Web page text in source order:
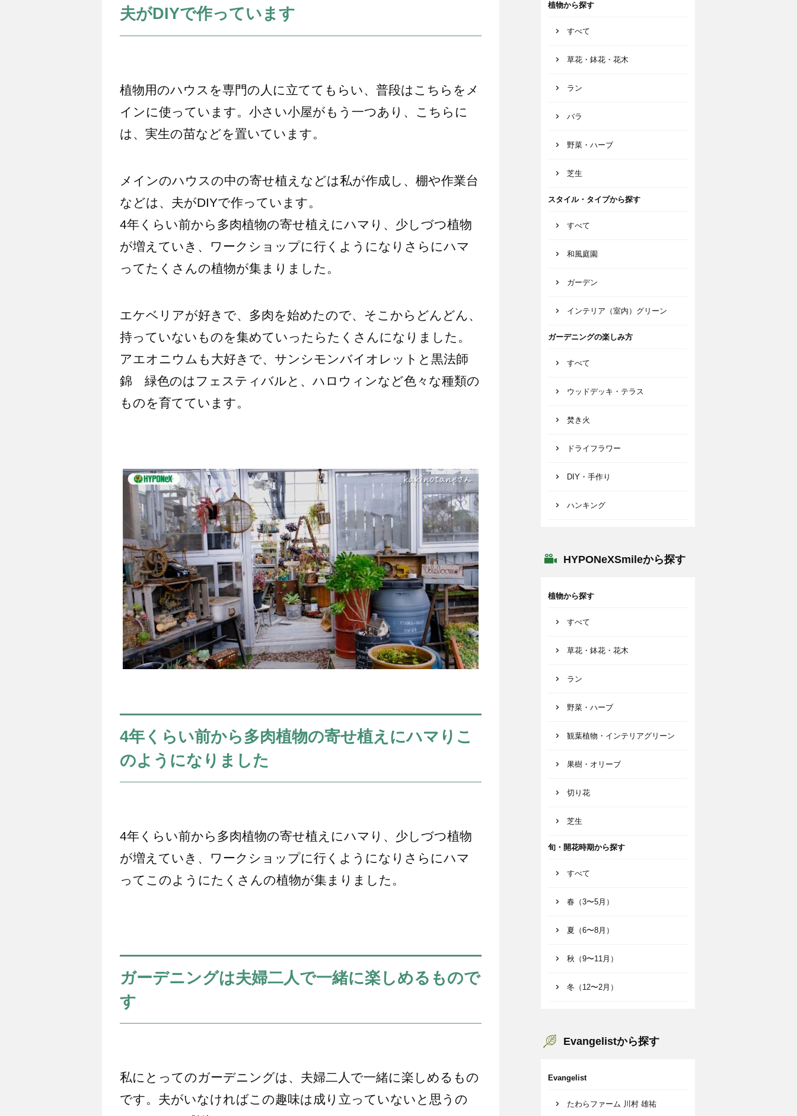
夫がDIYで作っています
植物用のハウスを専門の人に立ててもらい、普段はこちらをメ
インに使っています。小さい小屋がもう一つあり、こちらに
は、実生の苗などを置いています。
メインのハウスの中の寄せ植えなどは私が作成し、棚や作業台
などは、夫がDIYで作っています。
4年くらい前から多肉植物の寄せ植えにハマり、少しづつ植物
が増えていき、ワークショップに行くようになりさらにハマ
ってたくさんの植物が集まりました。
エケベリアが好きで、多肉を始めたので、そこからどんどん、
持っていないものを集めていったらたくさんになりました。
アエオニウムも大好きで、サンシモンバイオレットと黒法師
錦 緑色のはフェスティバルと、ハロウィンなど色々な種類の
ものを育てています。
4年くらい前から多肉植物の寄せ植えにハマりこ
のようになりました
4年くらい前から多肉植物の寄せ植えにハマり、少しづつ植物
が増えていき、ワークショップに行くようになりさらにハマ
ってこのようにたくさんの植物が集まりました。
ガーデニングは夫婦二人で一緒に楽しめるもので
す
私にとってのガーデニングは、夫婦二人で一緒に楽しめるもの
です。夫がいなければこの趣味は成り立っていないと思うの
植物から探す
すべて
草花・鉢花・花木
ラン
バラ
野菜・ハーブ
芝生
スタイル・タイプから探す
すべて
和風庭園
ガーデン
インテリア（室内）グリーン
ガーデニングの楽しみ方
すべて
ウッドデッキ・テラス
焚き火
ドライフラワー
DIY・手作り
ハンキング
HYPONeXSmileから探す
植物から探す
すべて
草花・鉢花・花木
ラン
野菜・ハーブ
観葉植物・インテリアグリーン
果樹・オリーブ
切り花
芝生
旬・開花時期から探す
すべて
春（3〜5月）
夏（6〜8月）
秋（9〜11月）
冬（12〜2月）
Evangelistから探す
Evangelist
たわらファーム 川村 雄祐